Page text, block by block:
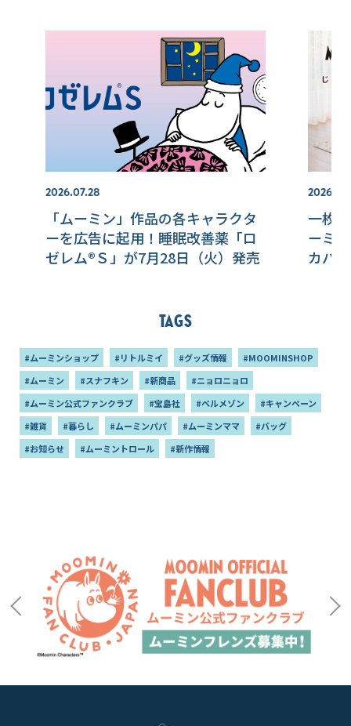
2026.07.28
「ムーミン」作品の各キャラクタ
ーを広告に起用！睡眠改善薬「ロ
ゼレム®Ｓ」が7月28日（火）発売
一枚
ーミ
カバ
Tags
#ムーミンショップ #リトルミイ #グッズ情報
#MOOMINSHOP
#ムーミン
#スナフキン #新商品
#ニョロニョロ
#ムーミン公式ファンクラブ
#宝島社 #ベルメゾン
#キャンペーン
#雑貨
#暮らし #ムーミンパパ #ムーミンママ
#バッグ
#お知らせ
#ムーミントロール #新作情報